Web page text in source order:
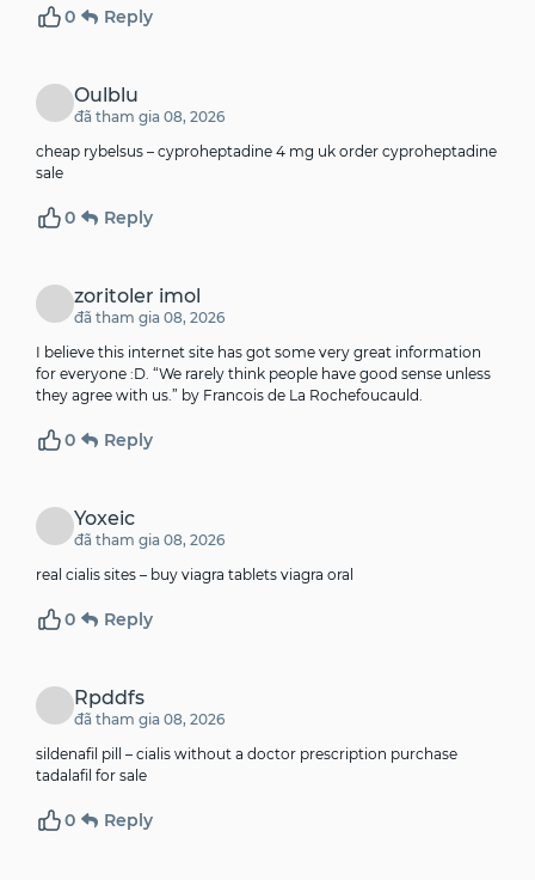
0 Reply
Oulblu
đã tham gia 08, 2026
cheap rybelsus – cyproheptadine 4 mg uk order cyproheptadine
sale
0 Reply
zoritoler imol
đã tham gia 08, 2026
I believe this internet site has got some very great information
for everyone :D. “We rarely think people have good sense unless
they agree with us.” by Francois de La Rochefoucauld.
0 Reply
Yoxeic
đã tham gia 08, 2026
real cialis sites – buy viagra tablets viagra oral
0 Reply
Rpddfs
đã tham gia 08, 2026
sildenafil pill – cialis without a doctor prescription purchase
tadalafil for sale
0 Reply